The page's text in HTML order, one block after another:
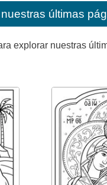
últimas
explorar nuestras